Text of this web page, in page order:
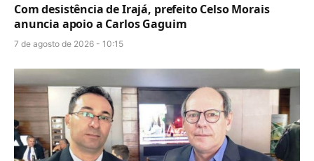
Com desistência de Irajá, prefeito Celso Morais
anuncia apoio a Carlos Gaguim
7 de agosto de 2026 - 10:15